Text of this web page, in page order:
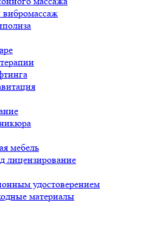
мебель
лицензирование
удостоверением
материалы